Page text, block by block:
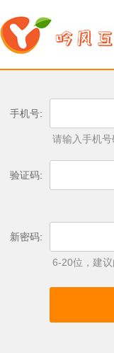
手机号:
请输入手机号
验证码:
新密码:
6-20位，建